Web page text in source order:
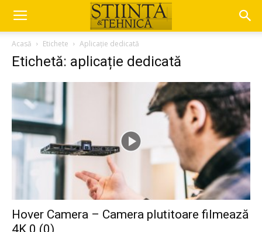
Acasă Etichete Aplicație dedicată
Etichetă: aplicație dedicată
Hover Camera – Camera plutitoare filmează